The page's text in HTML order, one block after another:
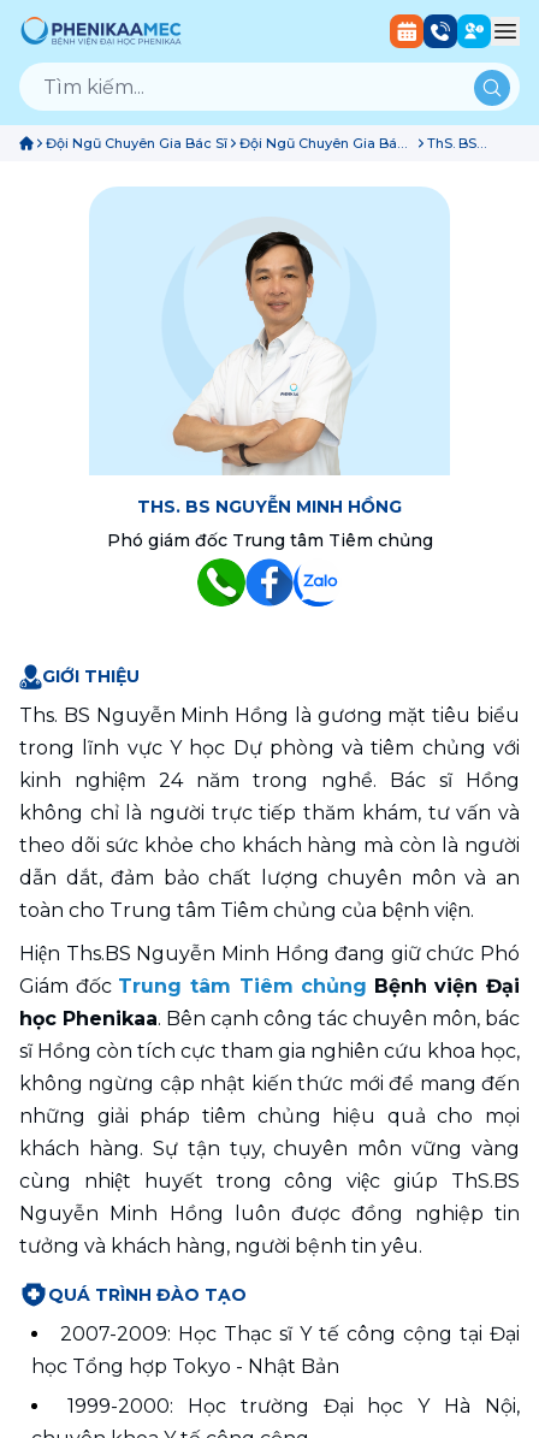
Đội Ngũ Chuyên Gia Bác Sĩ
Đội Ngũ Chuyên Gia Bác
ThS. BS
THS. BS NGUYỄN MINH HỒNG
Phó giám đốc Trung tâm Tiêm chủng
GIỚI THIỆU
Ths. BS Nguyễn Minh Hồng là gương mặt tiêu biểu
trong lĩnh vực Y học Dự phòng và tiêm chủng với
kinh nghiệm 24 năm trong nghề. Bác sĩ Hồng
không chỉ là người trực tiếp thăm khám, tư vấn và
theo dõi sức khỏe cho khách hàng mà còn là người
dẫn dắt, đảm bảo chất lượng chuyên môn và an
toàn cho Trung tâm Tiêm chủng của bệnh viện.
Hiện Ths.BS Nguyễn Minh Hồng đang giữ chức Phó
Giám đốc Trung tâm Tiêm chủng Bệnh viện Đại
học Phenikaa. Bên cạnh công tác chuyên môn, bác
sĩ Hồng còn tích cực tham gia nghiên cứu khoa học,
không ngừng cập nhật kiến thức mới để mang đến
những giải pháp tiêm chủng hiệu quả cho mọi
khách hàng. Sự tận tụy, chuyên môn vững vàng
cùng nhiệt huyết trong công việc giúp ThS.BS
Nguyễn Minh Hồng luôn được đồng nghiệp tin
tưởng và khách hàng, người bệnh tin yêu.
QUÁ TRÌNH ĐÀO TẠO
2007-2009: Học Thạc sĩ Y tế công cộng tại Đại
học Tổng hợp Tokyo - Nhật Bản
1999-2000: Học trường Đại học Y Hà Nội,